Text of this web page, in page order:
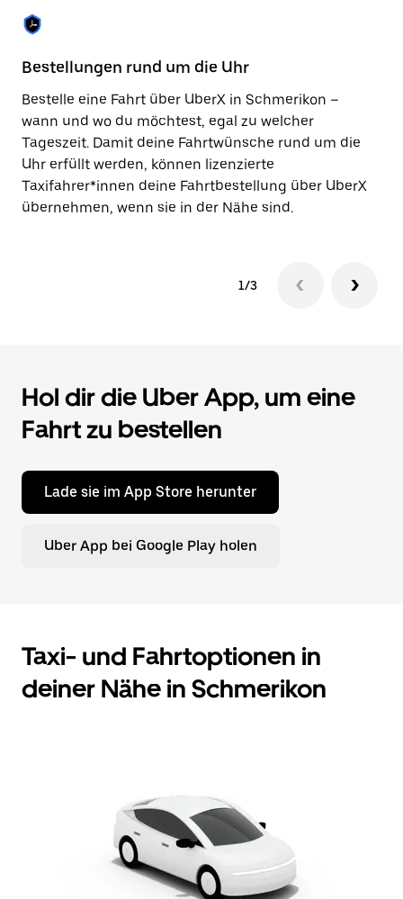
Bestellungen rund um die Uhr
Bestelle eine Fahrt über UberX in Schmerikon –
wann und wo du möchtest, egal zu welcher
Tageszeit. Damit deine Fahrtwünsche rund um die
Uhr erfüllt werden, können lizenzierte
Taxifahrer*innen deine Fahrtbestellung über UberX
übernehmen, wenn sie in der Nähe sind.
1/3
Hol dir die Uber App, um eine
Fahrt zu bestellen
Lade sie im App Store herunter
Uber App bei Google Play holen
Taxi- und Fahrtoptionen in
deiner Nähe in Schmerikon